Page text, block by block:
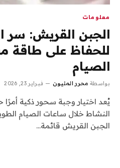
معلومات
الجبن القريش: سر
للحفاظ على طاقة
الصيام
بواسطة محرر المليون فبراير 23, 2026
يُعد اختيار وجبة سحور ذكية
النشاط خلال ساعات الصيام
الجبن القريش قائمة…